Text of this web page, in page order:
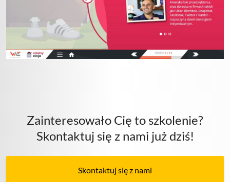
Zainteresowało Cię to szkolenie?
Skontaktuj się z nami już dziś!
Skontaktuj się z nami